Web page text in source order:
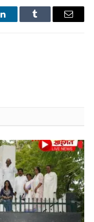
LinkedInTumblr Email